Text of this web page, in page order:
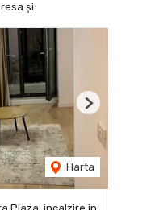
și:
Harta
Next